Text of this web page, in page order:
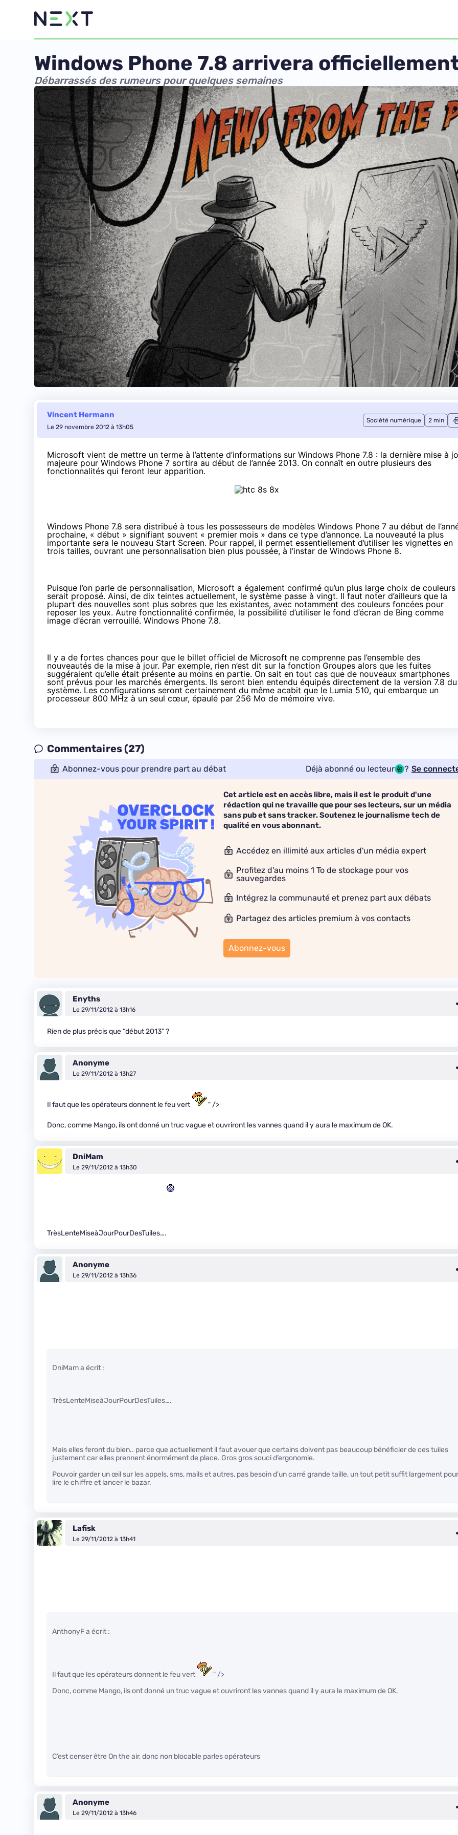
Windows Phone 7.8 arrivera
Débarrassés des rumeurs pour quelques semaines
Vincent Hermann
Le 29 novembre 2012 à 13h05
Société numérique 2 min
Microsoft vient de mettre un terme à l’attente d’informations sur Windows Phone 7.8 : la dernière mise à
majeure pour Windows Phone 7 sortira au début de l’année 2013. On connaît en outre plusieurs des
fonctionnalités qui feront leur apparition.
Windows Phone 7.8 sera distribué à tous les possesseurs de modèles Windows Phone 7 au début de
prochaine, « début » signifiant souvent « premier mois » dans ce type d’annonce. La nouveauté la plus
importante sera le nouveau Start Screen. Pour rappel, il permet essentiellement d’utiliser les vignettes en
trois tailles, ouvrant une personnalisation bien plus poussée, à l’instar de Windows Phone 8.
Puisque l’on parle de personnalisation, Microsoft a également confirmé qu’un plus large choix de couleurs
serait proposé. Ainsi, de dix teintes actuellement, le système passe à vingt. Il faut noter d’ailleurs que la
plupart des nouvelles sont plus sobres que les existantes, avec notamment des couleurs foncées pour
reposer les yeux. Autre fonctionnalité confirmée, la possibilité d’utiliser le fond d’écran de Bing comme
image d’écran verrouillé. Windows Phone 7.8.
Il y a de fortes chances pour que le billet officiel de Microsoft ne comprenne pas l’ensemble des
nouveautés de la mise à jour. Par exemple, rien n’est dit sur la fonction Groupes alors que les fuites
suggéraient qu’elle était présente au moins en partie. On sait en tout cas que de nouveaux smartphones
sont prévus pour les marchés émergents. Ils seront bien entendu équipés directement de la version 7.8 du
système. Les configurations seront certainement du même acabit que le Lumia 510, qui embarque un
processeur 800 MHz à un seul cœur, épaulé par 256 Mo de mémoire vive.
Commentaires (27)
Abonnez-vous pour prendre part au débat Déjà abonné ou lecteur ? Se
Cet article est en accès libre, mais il est le produit d'une
rédaction qui ne travaille que pour ses lecteurs, sur un média
sans pub et sans tracker. Soutenez le journalisme tech de
qualité en vous abonnant.
Accédez en illimité aux articles d'un média expert
Profitez d'au moins 1 To de stockage pour vos
sauvegardes
Intégrez la communauté et prenez part aux débats
Partagez des articles premium à vos contacts
Abonnez-vous
Enyths
Le 29/11/2012 à 13h16
Rien de plus précis que “début 2013” ?
Anonyme
Le 29/11/2012 à 13h27
Il faut que les opérateurs donnent le feu vert " />
Donc, comme Mango, ils ont donné un truc vague et ouvriront les vannes quand il y aura le maximum de OK.
DniMam
Le 29/11/2012 à 13h30
TrèsLenteMiseàJourPourDesTuiles….
Anonyme
Le 29/11/2012 à 13h36
DniMam a écrit :
TrèsLenteMiseàJourPourDesTuiles….
Mais elles feront du bien.. parce que actuellement il faut avouer que certains doivent pas beaucoup bénéficier de ces tuiles
justement car elles prennent énormément de place. Gros gros souci d’ergonomie.
Pouvoir garder un œil sur les appels, sms, mails et autres, pas besoin d’un carré grande taille, un tout petit suffit largement pour
lire le chiffre et lancer le bazar.
Lafisk
Le 29/11/2012 à 13h41
AnthonyF a écrit :
Il faut que les opérateurs donnent le feu vert
" />
Donc, comme Mango, ils ont donné un truc vague et ouvriront les vannes quand il y aura le maximum de OK.
C’est censer être On the air, donc non blocable parles opérateurs
Anonyme
Le 29/11/2012 à 13h46